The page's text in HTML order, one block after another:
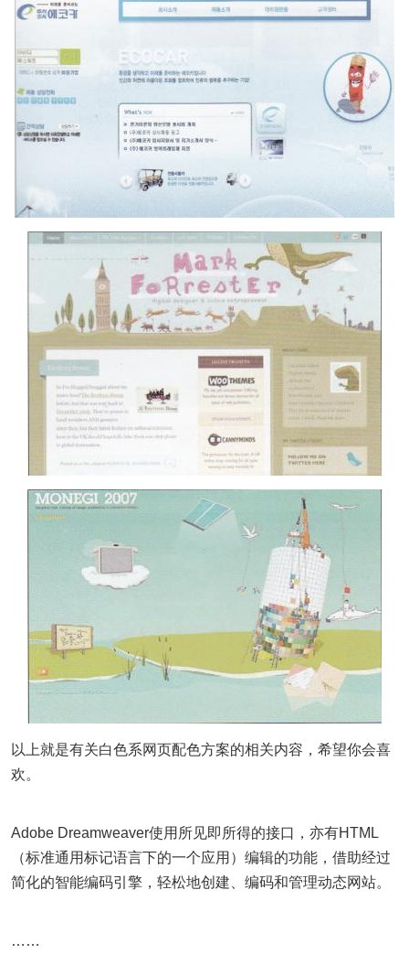
以上就是有关白色系网页配色方案的相关内容，希望你会喜
欢。
Adobe Dreamweaver使用所见即所得的接口，亦有HTML
（标准通用标记语言下的一个应用）编辑的功能，借助经过
简化的智能编码引擎，轻松地创建、编码和管理动态网站。
……